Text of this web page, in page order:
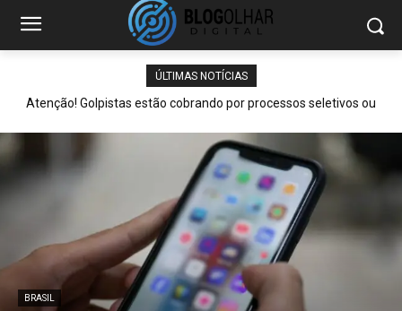
ÚLTIMAS NOTÍCIAS
Atenção! Golpistas estão cobrando por processos seletivos ou
BRASIL